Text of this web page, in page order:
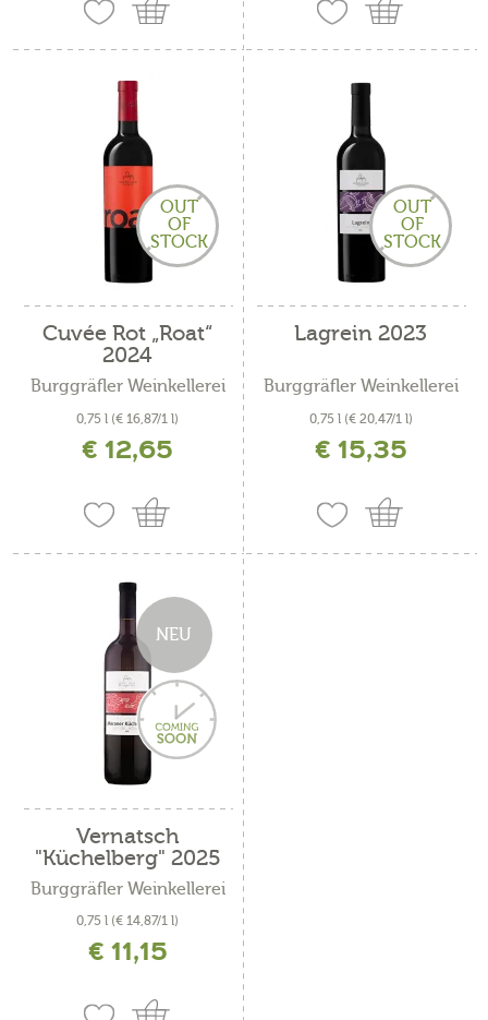
OUT
OF
STOCK
Cuvée Rot „Roat“
2024
Burggräfler Weinkellerei
0,75 l (€ 16,87/1 l)
€ 12,65
OUT
OF
STOCK
Lagrein 2023
Burggräfler Weinkellerei
0,75 l (€ 20,47/1 l)
€ 15,35
NEU
Vernatsch
"Küchelberg" 2025
Burggräfler Weinkellerei
0,75 l (€ 14,87/1 l)
inkl. MwSt. zzgl. Versandkosten
€ 11,15